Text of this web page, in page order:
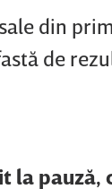
din
de
la pauză,